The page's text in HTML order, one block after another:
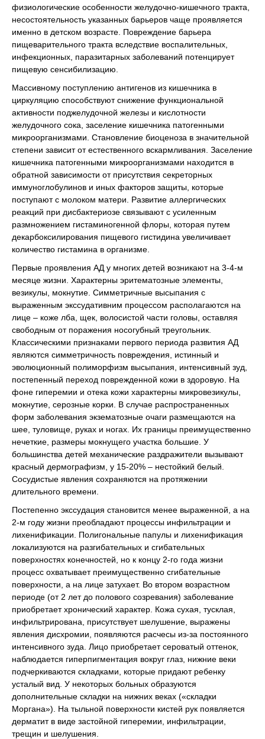
физиологические особенности желудочно-кишечного тракта,
несостоятельность указанных барьеров чаще проявляется
именно в детском возрасте. Повреждение барьера
пищеварительного тракта вследствие воспалительных,
инфекционных, паразитарных заболеваний потенцирует
пищевую сенсибилизацию.
Массивному поступлению антигенов из кишечника в
циркуляцию способствуют снижение функциональной
активности поджелудочной железы и кислотности
желудочного сока, заселение кишечника патогенными
микроорганизмами. Становление биоценоза в значительной
степени зависит от естественного вскармливания. Заселение
кишечника патогенными микроорганизмами находится в
обратной зависимости от присутствия секреторных
иммуноглобулинов и иных факторов защиты, которые
поступают с молоком матери. Развитие аллергических
реакций при дисбактериозе связывают с усиленным
размножением гистаминогенной флоры, которая путем
декарбоксилирования пищевого гистидина увеличивает
количество гистамина в организме.
Первые проявления АД у многих детей возникают на 3-4-м
месяце жизни. Характерны эритематозные элементы,
везикулы, мокнутие. Симметричные высыпания с
выраженным экссудативним процессом располагаются на
лице – коже лба, щек, волосистой части головы, оставляя
свободным от поражения носогубный треугольник.
Классическими признаками первого периода развития АД
являются симметричность повреждения, истинный и
эволюционный полиморфизм высыпания, интенсивный зуд,
постепенный переход поврежденной кожи в здоровую. На
фоне гиперемии и отека кожи характерны микровезикулы,
мокнутие, серозные корки. В случае распространенных
форм заболевания экзематозные очаги размещаются на
шее, туловище, руках и ногах. Их границы преимущественно
нечеткие, размеры мокнущего участка большие. У
большинства детей механические раздражители вызывают
красный дермографизм, у 15-20% – нестойкий белый.
Сосудистые явления сохраняются на протяжении
длительного времени.
Постепенно экссудация становится менее выраженной, а на
2-м году жизни преобладают процессы инфильтрации и
лихенификации. Полигональные папулы и лихенификация
локализуются на разгибательных и сгибательных
поверхностях конечностей, но к концу 2-го года жизни
процесс охватывает преимущественно сгибательные
поверхности, а на лице затухает. Во втором возрастном
периоде (от 2 лет до полового созревания) заболевание
приобретает хронический характер. Кожа сухая, тусклая,
инфильтрирована, присутствует шелушение, выражены
явления дисхромии, появляются расчесы из-за постоянного
интенсивного зуда. Лицо приобретает сероватый оттенок,
наблюдается гиперпигментация вокруг глаз, нижние веки
подчеркиваются складками, которые придают ребенку
усталый вид. У некоторых больных образуются
дополнительные складки на нижних веках («складки
Моргана»). На тыльной поверхности кистей рук появляется
дерматит в виде застойной гиперемии, инфильтрации,
трещин и шелушения.